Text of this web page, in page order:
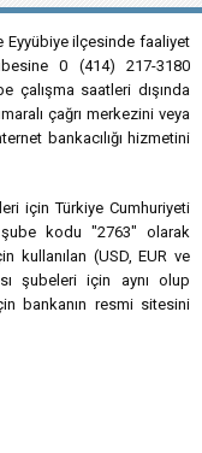
Eyyübiye ilçesinde faaliyet
0 (414) 217-3180
çalışma saatleri dışında
çağrı merkezini veya
bankacılığı hizmetini
için Türkiye Cumhuriyeti
kodu "2763" olarak
kullanılan (USD, EUR ve
şubeleri için aynı olup
bankanın resmi sitesini